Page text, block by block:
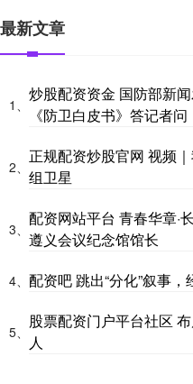
最新文章
1、
炒股配资资金 国防部新
《防卫白皮书》答记者问
2、
正规配资炒股官网 视频
组卫星
3、
配资网站平台 青春华章·
遵义会议纪念馆馆长
4、 配资吧 跳出“分化”叙事
5、
股票配资门户平台社区
人